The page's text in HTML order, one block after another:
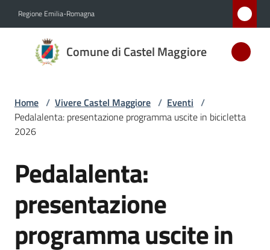
Regione Emilia-Romagna
Comune di Castel Maggiore
Comune
di Castel
D'ARGENTO
AL MERITO
Amministrazione
Novità
Home / Vivere Castel Maggiore / Eventi /
Pedalalenta: presentazione programma uscite in bicicletta
2026
Salta al contenuto
Pedalalenta:
presentazione
programma uscite in